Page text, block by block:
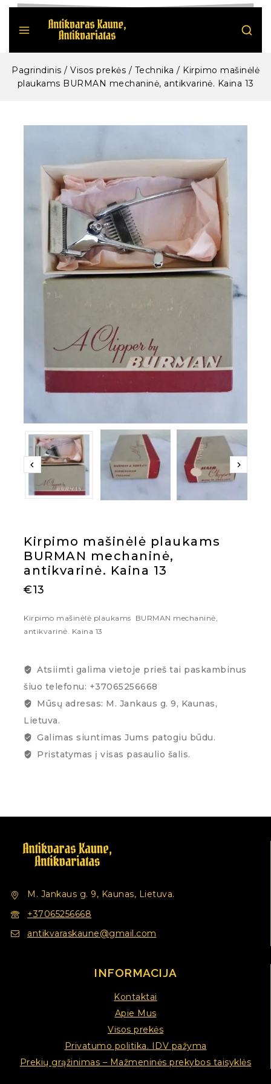
Pagrindinis / Visos prekės / Technika / Kirpimo mašinėlė
plaukams BURMAN mechaninė, antikvarinė. Kaina 13
Kirpimo mašinėlė plaukams
BURMAN mechaninė,
antikvarinė. Kaina 13
€13
Kirpimo mašinėlė plaukams BURMAN mechaninė,
antikvarinė. Kaina 13
Atsiimti galima vietoje prieš tai paskambinus
šiuo telefonu: +37065256668
Mūsų adresas: M. Jankaus g. 9, Kaunas,
Lietuva.
Galimas siuntimas Jums patogiu būdu.
Pristatymas į visas pasaulio šalis.
M. Jankaus g. 9, Kaunas, Lietuva.
+37065256668
antikvaraskaune@gmail.com
INFORMACIJA
Kontaktai
Apie Mus
Visos prekės
Privatumo politika. IDV pažyma
Prekių grąžinimas – Mažmeninės prekybos taisyklės